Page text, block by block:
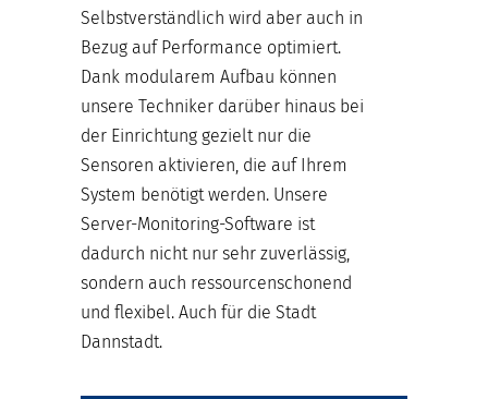
Selbstverständlich wird aber auch in
Bezug auf Performance optimiert.
Dank modularem Aufbau können
unsere Techniker darüber hinaus bei
der Einrichtung gezielt nur die
Sensoren aktivieren, die auf Ihrem
System benötigt werden. Unsere
Server-Monitoring-Software ist
dadurch nicht nur sehr zuverlässig,
sondern auch ressourcenschonend
und flexibel. Auch für die Stadt
Dannstadt.